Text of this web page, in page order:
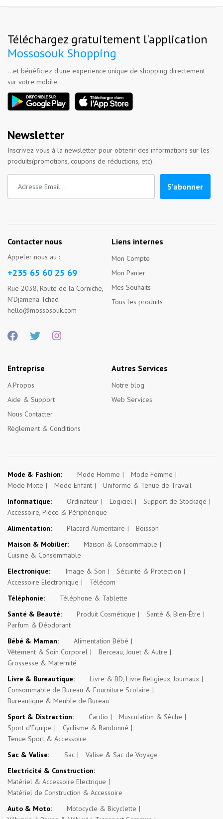
Téléchargez gratuitement l'application
Mossosouk Shopping
...et bénéficiez d'une experience unique de shopping directement
sur votre mobile.
Newsletter
Inscrivez vous à la newsletter pour obtenir des informations sur les
produits(promotions, coupons de réductions, etc).
S'abonner
Contacter nous
Appeler nous au :
+235 65 60 25 69
Rue 2038, Route de la Corniche,
N'Djamena-Tchad
hello@mossosouk.com
Liens internes
Mon Compte
Mon Panier
Mes Souhaits
Tous les produits
Entreprise
A Propos
Aide & Support
Nous Contacter
Règlement & Conditions
Autres Services
Notre blog
Web Services
Mode & Fashion: Mode Homme
Mode Femme
Mode Mixte
Mode Enfant
Uniforme & Tenue de Travail
Informatique:
Ordinateur Logiciel
Support de Stockage
Accessoire, Pièce & Périphérique
Alimentation:
Placard Alimentaire
Boisson
Maison & Mobilier:
Maison & Consommable
Cuisine & Consommable
Electronique:
Image & Son
Sécurité & Protection
Accessoire Electronique
Télécom
Téléphonie:
Téléphone & Tablette
Santé & Beauté:
Produit Cosmétique
Santé & Bien-Être
Parfum & Déodorant
Bébé & Maman:
Alimentation Bébé
Vêtement & Soin Corporel
Berceau, Jouet & Autre
Grossesse & Maternité
Livre & Bureautique:
Livre & BD, Livre Religieux, Journaux
Consommable de Bureau & Fourniture Scolaire
Bureautique & Meuble de Bureau
Sport & Distraction:
Cardio
Musculation & Sèche
Sport d'Equipe
Cyclisme & Randonné
Tenue Sport & Accessoire
Sac & Valise:
Sac
Valise & Sac de Voyage
Electricité & Construction:
Matériel & Accessoire Electrique
Matériel de Construction & Accessoire
Auto & Moto:
Motocycle & Bicyclette